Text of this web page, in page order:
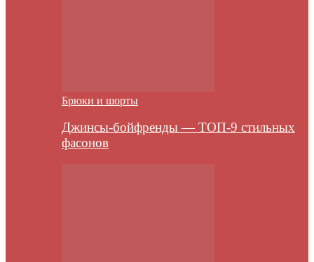
Брюки и шорты
Джинсы-бойфренды — ТОП-9 стильных
фасонов